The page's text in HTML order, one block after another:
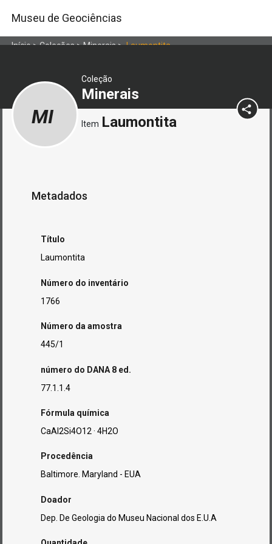
Museu de Geociências
Início>Coleções>Minerais>Laumontita
Coleção
Minerais
MI Item Laumontita
Metadados
Título
Laumontita
Número do inventário
1766
Número da amostra
445/1
número do DANA 8 ed.
77.1.1.4
Fórmula química
CaAl2Si4O12 · 4H2O
Procedência
Baltimore. Maryland - EUA
Doador
Dep. De Geologia do Museu Nacional dos E.U.A